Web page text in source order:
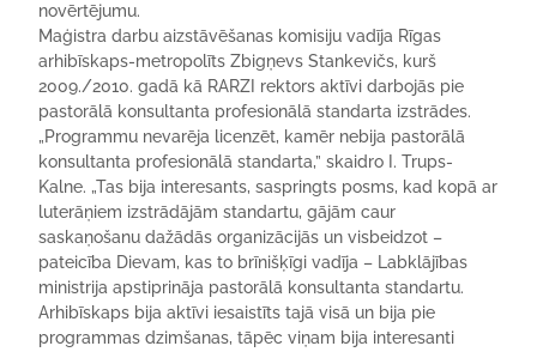
novērtējumu.
Maģistra darbu aizstāvēšanas komisiju vadīja Rīgas
arhibīskaps-metropolīts Zbigņevs Stankevičs, kurš
2009./2010. gadā kā RARZI rektors aktīvi darbojās pie
pastorālā konsultanta profesionālā standarta izstrādes.
„Programmu nevarēja licenzēt, kamēr nebija pastorālā
konsultanta profesionālā standarta,” skaidro I. Trups-
Kalne. „Tas bija interesants, saspringts posms, kad kopā ar
luterāņiem izstrādājām standartu, gājām caur
saskaņošanu dažādās organizācijās un visbeidzot –
pateicība Dievam, kas to brīnišķīgi vadīja – Labklājības
ministrija apstiprināja pastorālā konsultanta standartu.
Arhibīskaps bija aktīvi iesaistīts tajā visā un bija pie
programmas dzimšanas, tāpēc viņam bija interesanti